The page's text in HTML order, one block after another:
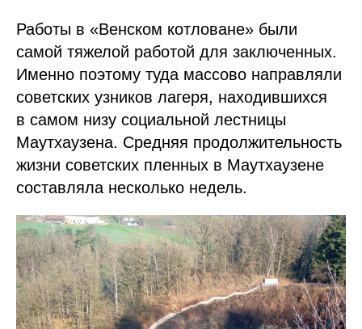
Работы в «Венском котловане» были
самой тяжелой работой для заключенных.
Именно поэтому туда массово направляли
советских узников лагеря, находившихся
в самом низу социальной лестницы
Маутхаузена. Средняя продолжительность
жизни советских пленных в Маутхаузене
составляла несколько недель.